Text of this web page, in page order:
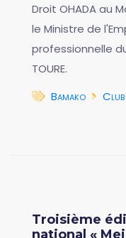
Droit OHADA au
le Ministre de
professionnelle
TOURE.
Bamako
Troisième
national «